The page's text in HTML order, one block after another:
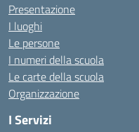
Presentazione
I luoghi
Le persone
I numeri della scuola
Le carte della scuola
Organizzazione
I Servizi